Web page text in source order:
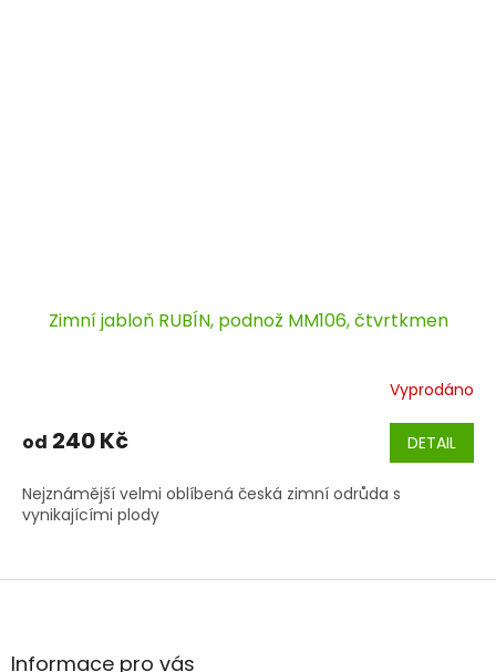
Zimní jabloň RUBÍN, podnož MM106, čtvrtkmen
Vyprodáno
od 240 Kč DETAIL
Nejznámější velmi oblíbená česká zimní odrůda s
vynikajícími plody
Z
aInformace pro vás